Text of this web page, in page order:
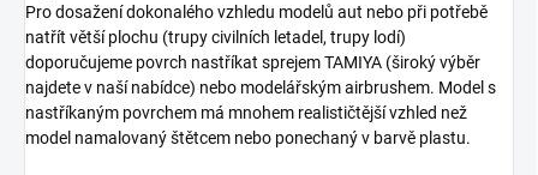
Pro dosažení dokonalého vzhledu modelů aut nebo při potřebě
natřít větší plochu (trupy civilních letadel, trupy lodí)
doporučujeme povrch nastříkat sprejem TAMIYA (široký výběr
najdete v naší nabídce) nebo modelářským airbrushem. Model s
nastříkaným povrchem má mnohem realističtější vzhled než
model namalovaný štětcem nebo ponechaný v barvě plastu.